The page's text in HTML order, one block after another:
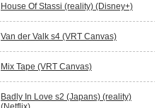
House Of Stassi (reality) (Disney+)
Van der Valk s4 (VRT Canvas)
Mix Tape (VRT Canvas)
Badly In Love s2 (Japans) (reality)